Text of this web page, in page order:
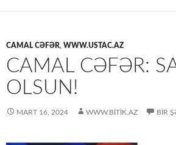
CAMAL CƏFƏR, WWW.USTAC.AZ
CAMAL CƏFƏR:
OLSUN!
MART 16, 2024 WWW.BITIK.AZ BIR